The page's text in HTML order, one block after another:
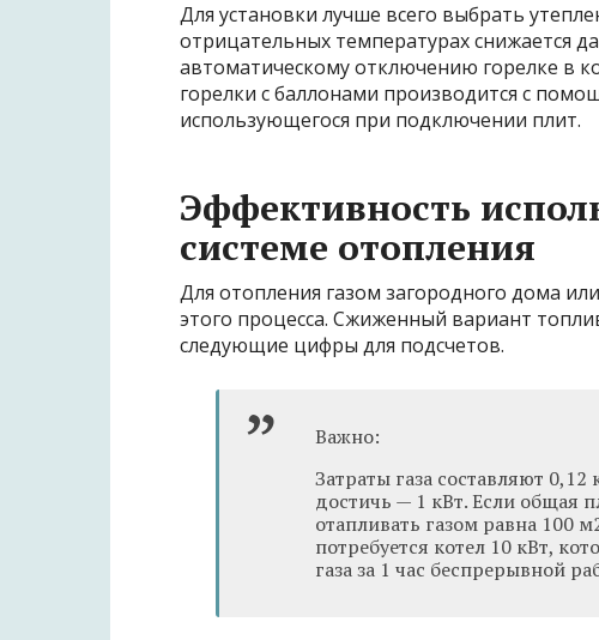
Для установки лучше всего выбрать
отрицательных температурах снижается
автоматическому отключению горелке в
горелки с баллонами производится с
использующегося при подключении плит.
Эффективность
системе отопления
Для отопления газом загородного дома
этого процесса. Сжиженный вариант
следующие цифры для подсчетов.
Важно:
Затраты газа составляют
достичь — 1 кВт. Если общая
отапливать газом равна 100
потребуется котел 10 кВт,
газа за 1 час беспрерывной